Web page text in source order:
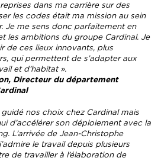
dans ma carrière sur des
les codes était ma mission au sein
Je me sens donc parfaitement en
les ambitions du groupe Cardinal. Je
de ces lieux innovants, plus
qui permettent de s’adapter aux
et d’habitat ».
Directeur du département
nos choix chez Cardinal mais
d’accélérer son déploiement avec la
L’arrivée de Jean-Christophe
le travail depuis plusieurs
de travailler à l’élaboration de